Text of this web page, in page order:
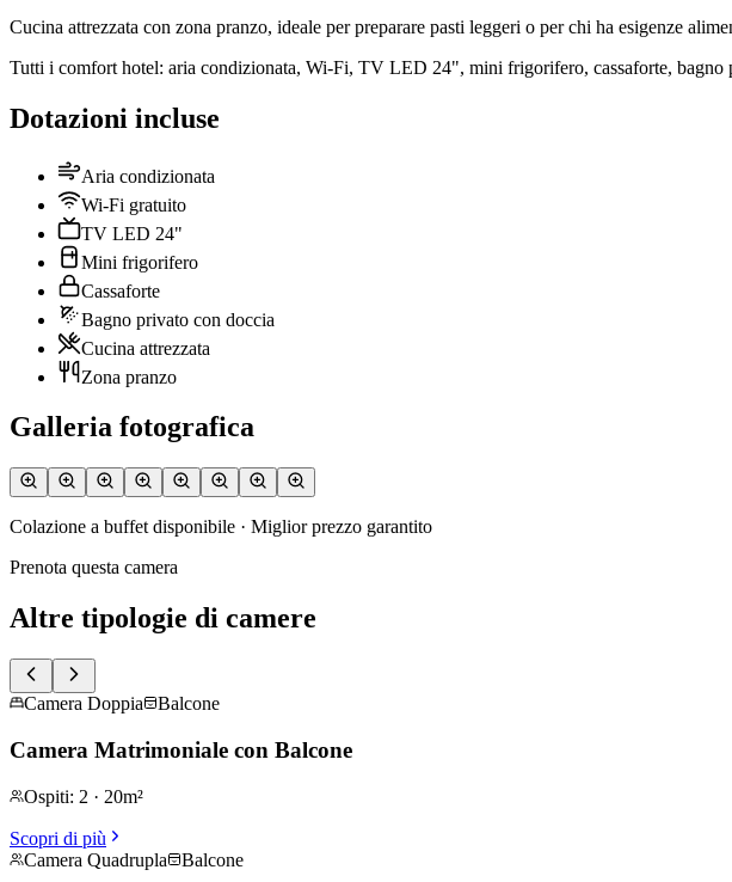
Cucina attrezzata con zona pranzo, ideale per preparare pasti leggeri o per chi ha esigenze
Tutti i comfort hotel: aria condizionata, Wi-Fi, TV LED 24", mini frigorifero, cassaforte, bagno
Dotazioni incluse
Aria condizionata
Wi-Fi gratuito
TV LED 24"
Mini frigorifero
Cassaforte
Bagno privato con doccia
Cucina attrezzata
Zona pranzo
Galleria fotografica
Colazione a buffet disponibile · Miglior prezzo garantito
Prenota questa camera
Altre tipologie di camere
Camera Doppia Balcone
Camera Matrimoniale con Balcone
Ospiti: 2 · 20m²
Scopri di più
Camera Quadrupla
Balcone